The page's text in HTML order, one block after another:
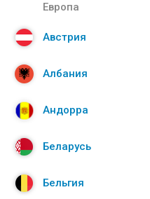
Европа
Австрия
Албания
Андорра
Беларусь
Бельгия